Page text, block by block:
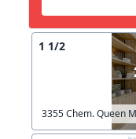
1 1/2
3355 Chem. Queen